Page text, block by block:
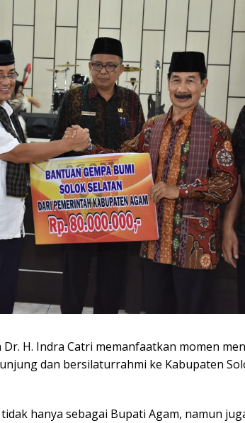
Dr. H. Indra Catri memanfaatkan momen
dan bersilaturrahmi ke Kabupaten
hanya sebagai Bupati Agam, namun